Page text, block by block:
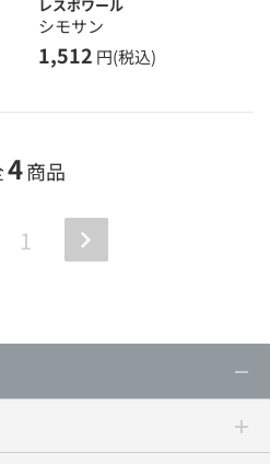
レスポワール
シモサン
1,512 円(税込)
4商品
1